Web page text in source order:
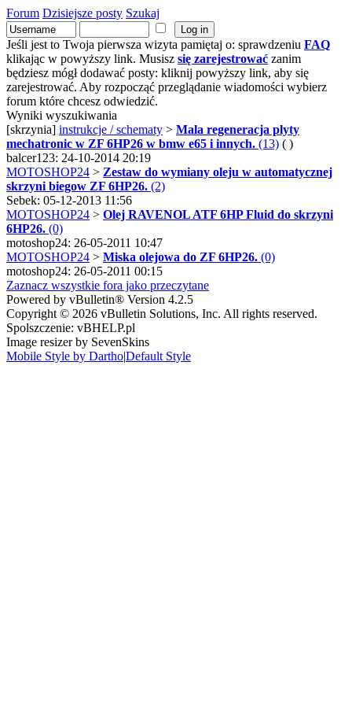
Forum Dzisiejsze posty Szukaj
Jeśli jest to Twoja pierwsza wizyta pamiętaj o: sprawdzeniu FAQ
klikając w powyższy link. Musisz się zarejestrować zanim
będziesz mógł dodawać posty: kliknij powyższy link, aby się
zarejestrować. Aby rozpocząć przeglądanie wiadomości wybierz
forum które chcesz odwiedzić.
Wyniki wyszukiwania
[skrzynia] instrukcje / schematy > Mala regeneracja plyty
mechatronic w ZF 6HP26 w bmw e65 i innych. (13) ( )
balcer123: 24-10-2014 20:19
MOTOSHOP24 > Zestaw do wymiany oleju w automatycznej
skrzyni biegow ZF 6HP26. (2)
Sebek: 05-12-2013 11:56
MOTOSHOP24 > Olej RAVENOL ATF 6HP Fluid do skrzyni
6HP26. (0)
motoshop24: 26-05-2011 10:47
MOTOSHOP24 > Miska olejowa do ZF 6HP26. (0)
motoshop24: 26-05-2011 00:15
Zaznacz wszystkie fora jako przeczytane
Powered by vBulletin® Version 4.2.5
Copyright © 2026 vBulletin Solutions, Inc. All rights reserved.
Spolszczenie: vBHELP.pl
Image resizer by SevenSkins
Mobile Style by Dartho|Default Style